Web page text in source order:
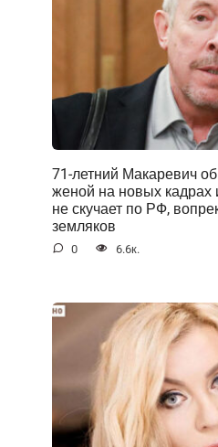
71-летний Макаревич
женой на новых кадрах
не скучает по РФ,
земляков
0 6.6к.